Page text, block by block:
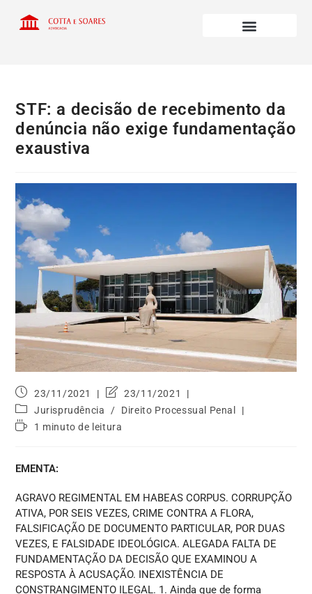
STF: a decisão de recebimento da
denúncia não exige fundamentação
exaustiva
23/11/2021
23/11/2021
Jurisprudência
/
Direito Processual Penal
1 minuto de leitura
EMENTA:
AGRAVO REGIMENTAL EM HABEAS CORPUS. CORRUPÇÃO
ATIVA, POR SEIS VEZES, CRIME CONTRA A FLORA,
FALSIFICAÇÃO DE DOCUMENTO PARTICULAR, POR DUAS
VEZES, E FALSIDADE IDEOLÓGICA. ALEGADA FALTA DE
FUNDAMENTAÇÃO DA DECISÃO QUE EXAMINOU A
RESPOSTA À ACUSAÇÃO. INEXISTÊNCIA DE
CONSTRANGIMENTO ILEGAL. 1. Ainda que de forma